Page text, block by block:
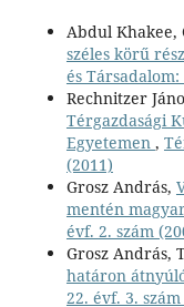
Abdul Khakee,
széles körű
és Társadalom:
Rechnitzer
Térgazdasági
Egyetemen ,
(2011)
Grosz András,
mentén
évf. 2. szám
Grosz András,
határon
22. évf. 3.